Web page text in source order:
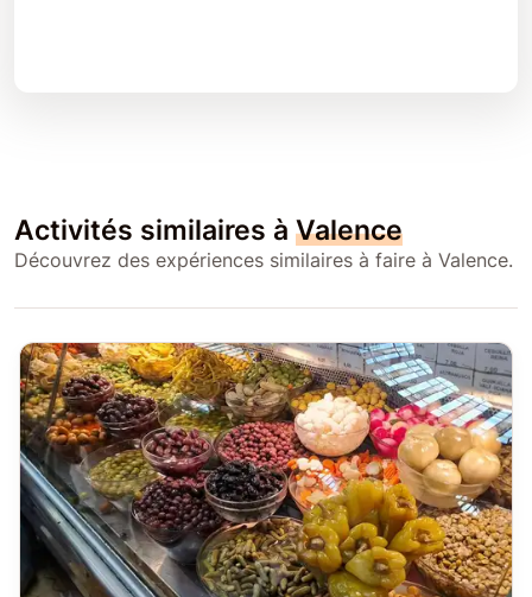
Activités similaires à Valence
Découvrez des expériences similaires à faire à Valence.